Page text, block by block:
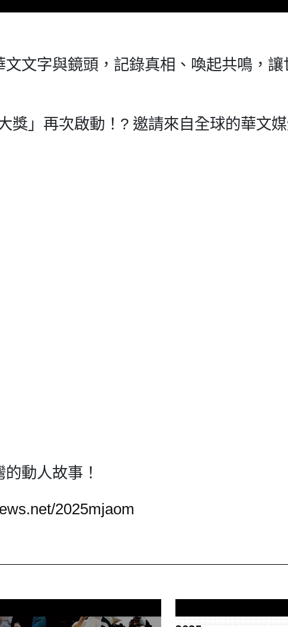
文文字與鏡頭，記錄真相、喚起共鳴
獎」再次啟動！? 邀請來自全球的華文
動人故事！
2025mjaom